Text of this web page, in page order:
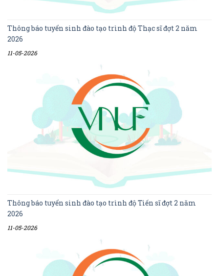
Thông báo tuyển sinh đào tạo trình độ Thạc sĩ đợt 2 năm
2026
11-05-2026
Thông báo tuyển sinh đào tạo trình độ Tiến sĩ đợt 2 năm
2026
11-05-2026